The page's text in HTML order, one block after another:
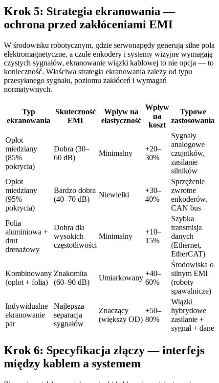
Krok 5: Strategia ekranowania —
ochrona przed zakłóceniami EMI
W środowisku robotycznym, gdzie serwonapędy generują silne pola
elektromagnetyczne, a czułe enkodery i systemy wizyjne wymagają
czystych sygnałów, ekranowanie wiązki kablowej to nie opcja — to
konieczność. Właściwa strategia ekranowania zależy od typu
przesyłanego sygnału, poziomu zakłóceń i wymagań
normatywnych.
Typ
ekranowania
Skuteczność
EMI
Wpływ na
elastyczność
Wpływ
na
koszt
Typowe
zastosowania
Oplot
miedziany
(85%
pokrycia)
Dobra (30–
60 dB)
Minimalny
+20–
30%
Sygnały
analogowe
czujników,
zasilanie
silników
Oplot
miedziany
(95%
pokrycia)
Bardzo dobra
(40–70 dB)
Niewielki
+30–
40%
Sprzężenie
zwrotne
enkoderów,
CAN bus
Folia
aluminiowa +
drut
drenażowy
Dobra dla
wysokich
częstotliwości
Minimalny
+10–
15%
Szybka
transmisja
danych
(Ethernet,
EtherCAT)
Kombinowany
(oplot + folia)
Znakomita
(60–90 dB)
Umiarkowany
+40–
60%
Środowiska o
silnym EMI
(roboty
spawalnicze)
Indywidualne
ekranowanie
par
Najlepsza
separacja
sygnałów
Znaczący
(większy OD)
+50–
80%
Wiązki
hybrydowe
zasilanie +
sygnał + dane
Krok 6: Specyfikacja złączy — interfejs
między kablem a systemem